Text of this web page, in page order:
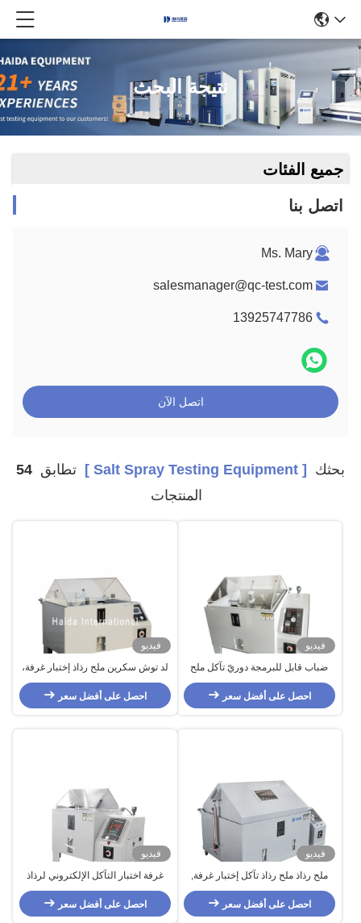
نتيجة البحث
جميع الفئات
اتصل بنا
Ms. Mary
salesmanager@qc-test.com
13925747786
اتصل الآن
بحثك [ Salt Spray Testing Equipment ] تطابق 54
المنتجات
فيديو
ضباب قابل للبرمجة دوريّ تآكل ملح
رذاذ إختبار غرفة, درجة حرارة
35℃~55℃
احصل على أفضل سعر
فيديو
لد توش سكرين ملح رذاذ إختبار غرفة،
108L 270L ملح رذاذ تآكل إختبار غرفة
احصل على أفضل سعر
فيديو
ملح رذاذ ملح رذاذ تآكل إختبار غرفة,
108L/270L ملح ضباب معدات الاختبار
احصل على أفضل سعر
فيديو
غرفة اختبار التآكل الإلكتروني لرذاذ
الملح
احصل على أفضل سعر